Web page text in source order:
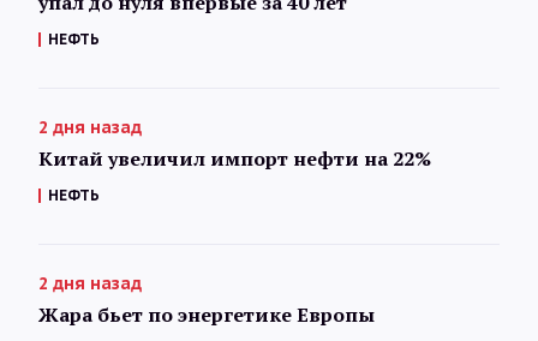
НЕФТЬ
2 дня назад
Китай увеличил импорт нефти на 22%
НЕФТЬ
2 дня назад
Жара бьет по энергетике Европы